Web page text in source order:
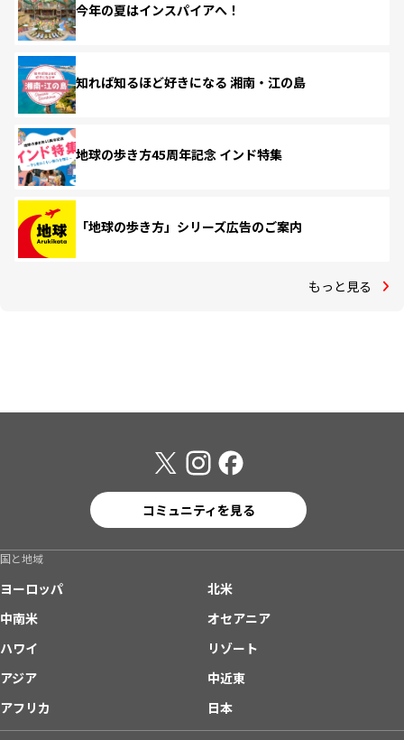
今年の夏はインスパイアへ！
知れば知るほど好きになる 湘南・江の島
地球の歩き方45周年記念 インド特集
「地球の歩き方」シリーズ広告のご案内
もっと見る
コミュニティを見る
国と地域
ヨーロッパ
北米
中南米
オセアニア
ハワイ
リゾート
アジア
中近東
アフリカ
日本